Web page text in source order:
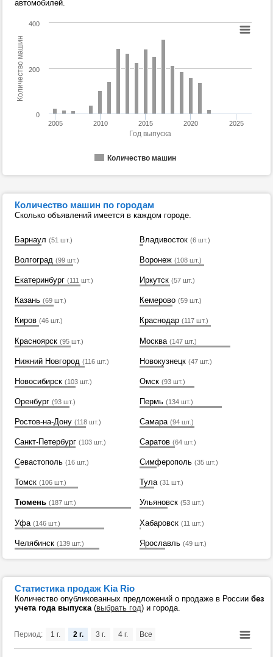
автомобилей.
Год выпуска
Количество машин
Количество машин
2005 2010 2015 2020 2025
0
200
400
Количество машин по городам
Сколько объявлений имеется в каждом городе.
Барнаул (51 шт.) Владивосток (6 шт.)
Волгоград (99 шт.) Воронеж (108 шт.)
Екатеринбург (111 шт.) Иркутск (57 шт.)
Казань (69 шт.) Кемерово (59 шт.)
Киров (46 шт.) Краснодар (117 шт.)
Красноярск (95 шт.) Москва (147 шт.)
Нижний Новгород (116 шт.) Новокузнецк (47 шт.)
Новосибирск (103 шт.) Омск (93 шт.)
Оренбург (93 шт.) Пермь (134 шт.)
Ростов-на-Дону (118 шт.) Самара (94 шт.)
Санкт-Петербург (103 шт.) Саратов (64 шт.)
Севастополь (16 шт.) Симферополь (35 шт.)
Томск (106 шт.) Тула (31 шт.)
Тюмень (187 шт.) Ульяновск (53 шт.)
Уфа (146 шт.) Хабаровск (11 шт.)
Челябинск (139 шт.) Ярославль (49 шт.)
Статистика продаж Kia Rio
Количество опубликованных предложений о продаже в России без
учета года выпуска(выбрать год) и города.
Период: 1 г. 2 г. 3 г. 4 г. Все